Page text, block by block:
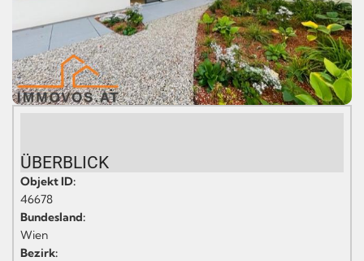
ÜBERBLICK
Objekt ID:
46678
Bundesland:
Wien
Bezirk: